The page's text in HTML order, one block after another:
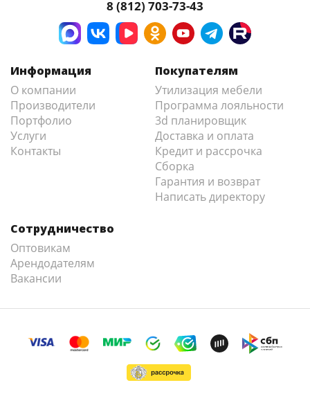
8 (812) 703-73-43
Информация
О компании
Производители
Портфолио
Услуги
Контакты
Покупателям
Утилизация мебели
Программа лояльности
3d планировщик
Доставка и оплата
Кредит и рассрочка
Сборка
Гарантия и возврат
Написать директору
Сотрудничество
Оптовикам
Арендодателям
Вакансии